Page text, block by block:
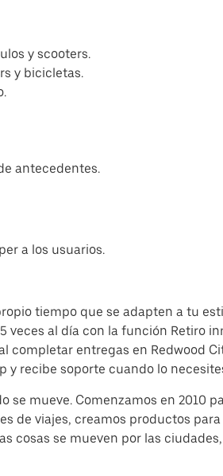
y scooters.
y bicicletas.
antecedentes.
a los usuarios.
tiempo que se adapten a tu
al día con la función Retiro
completar entregas en Redwood
y recibe soporte cuando lo
mueve. Comenzamos en 2010
de viajes, creamos productos
cosas se mueven por las